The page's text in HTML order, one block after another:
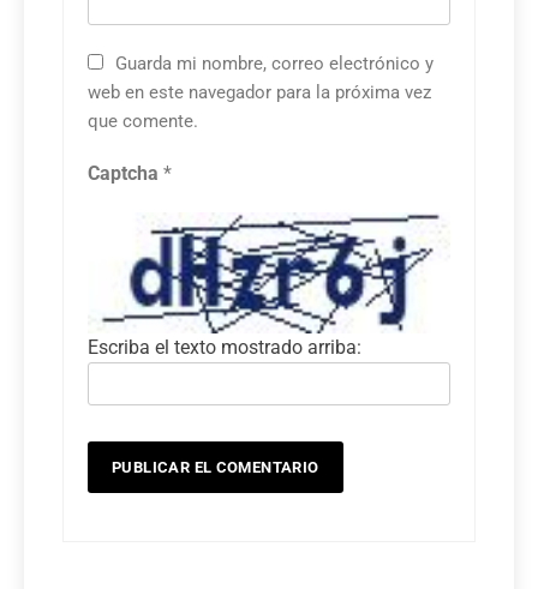
Guarda mi nombre, correo electrónico y
web en este navegador para la próxima vez
que comente.
Captcha *
Escriba el texto mostrado arriba: